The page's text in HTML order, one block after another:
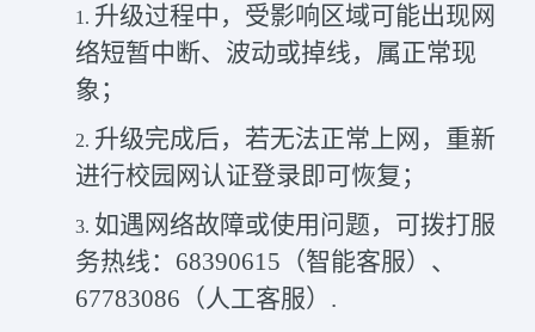
1. 升级过程中，受影响区域可能出现网
络短暂中断、波动或掉线，属正常现
象；
2. 升级完成后，若无法正常上网，重新
进行校园网认证登录即可恢复；
3. 如遇网络故障或使用问题，可拨打服
务热线： 68390615 （智能客服）、
67783086 （人工客服） .